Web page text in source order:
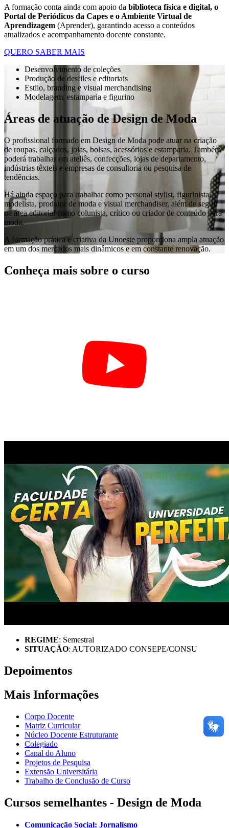
A formação conta ainda com apoio da biblioteca física e digital, o
Portal de Periódicos da Capes e o Ambiente Virtual de
Aprendizagem (Aprender), garantindo acesso a conteúdos
atualizados e acompanhamento docente constante.
QUERO SABER MAIS
Desenvolvimento de coleções
Produção de desfiles e editoriais
Estilo, branding e visual merchandising
Modelagem, estamparia e figurino
Áreas de atuação de Design de Moda
O profissional formado em Design de Moda pode atuar na criação
de roupas, calçados, joias, bolsas, acessórios e estamparia. Também
poderá trabalhar em ateliês, confecções, lojas de departamento,
indústrias têxteis e empresas de consultoria ou pesquisa de
tendências.
Há ainda espaço para trabalhar como personal stylist, figurinista,
modelista, produtor de moda e visual merchandiser, além de seguir
na área editorial como colunista, crítico ou criador de conteúdo para
moda.
A formação prática e criativa da Unoeste proporciona ampla atuação
em um dos mercados mais dinâmicos e em constante renovação.
Conheça mais sobre o curso
REGIME: Semestral
SITUAÇÃO: AUTORIZADO CONSEPE/CONSU
Depoimentos
Mais Informações
Corpo Docente
Matriz Curricular
Núcleo Docente Estruturante
Colegiado
Canal do Aluno
Projetos de Pesquisa
Extensão Universitária
Trabalho de Conclusão de Curso
Cursos semelhantes - Design de Moda
Comunicação Social: Jornalismo